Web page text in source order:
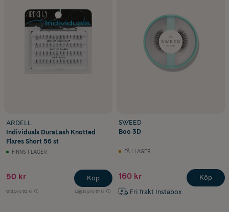
ARDELL
Individuals DuraLash Knotted
Flares Short 56 st
FINNS I LAGER
50 kr
Ord.pris 62 kr Lägsta pris 61 kr
Köp
SWEED
Boo 3D
FÅ I LAGER
160 kr
Fri frakt Instabox
Köp